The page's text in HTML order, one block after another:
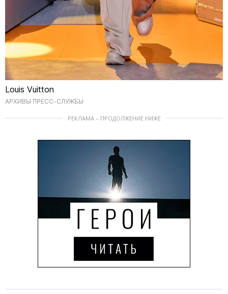
Louis Vuitton
АРХИВЫ ПРЕСС-СЛУЖБЫ
РЕКЛАМА – ПРОДОЛЖЕНИЕ НИЖЕ